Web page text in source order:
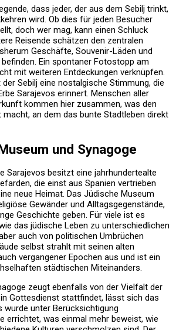
dass jeder, der aus dem Sebilj trinkt,
wird. Ob dies für jeden Besucher
doch wer mag, kann einen Schluck
Reisende schätzen den zentralen
Geschäfte, Souvenir-Läden und
Ein spontaner Fotostopp am
mit weiteren Entdeckungen verknüpfen.
Sebilj eine nostalgische Stimmung, die
Sarajevos erinnert. Menschen aller
kommen hier zusammen, was den
macht, an dem das bunte Stadtleben direkt
und Synagoge
Sarajevos besitzt eine jahrhundertealte
die einst aus Spanien vertrieben
neue Heimat. Das Jüdische Museum
Gewänder und Alltagsgegenstände,
Geschichte geben. Für viele ist es
das jüdische Leben zu unterschiedlichen
auch von politischen Umbrüchen
selbst strahlt mit seinen alten
vergangener Epochen aus und ist ein
städtischen Miteinanders.
zeugt ebenfalls von der Vielfalt der
Gottesdienst stattfindet, lässt sich das
wurde unter Berücksichtigung
errichtet, was einmal mehr beweist, wie